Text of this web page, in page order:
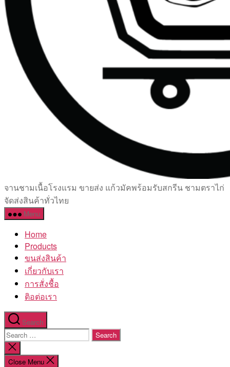
เซรามิค
ครบ
ครัน
โรงงาน
จานชามเนื้อโรงแรม ขายส่ง แก้วมัคพร้อมรับสกรีน ชามตราไก่
จัดส่งสินค้าทั่วไทย
Menu
Home
Products
ขนส่งสินค้า
เกี่ยวกับเรา
การสั่งชื้อ
ติอต่อเรา
Search
Search
for:
Close
search
Close Menu